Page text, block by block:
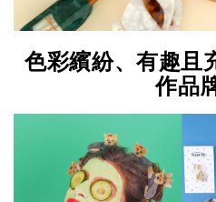
色彩繽紛、有趣且
作品